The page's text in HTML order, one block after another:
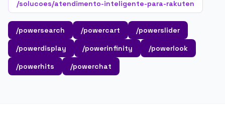
/solucoes/atendimento-inteligente-para-rakuten
/powersearch /powercart
/powerslider
/powerdisplay
/powerinfinity
/powerlook
/powerhits
/powerchat